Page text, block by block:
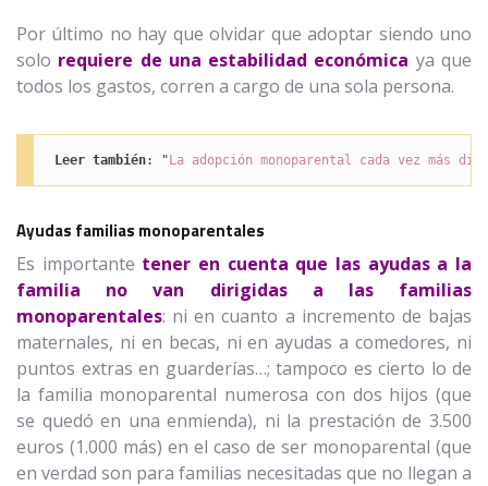
Por último no hay que olvidar que adoptar siendo uno
solo requiere de una estabilidad económica ya que
todos los gastos, corren a cargo de una sola persona.
Leer también: " La adopción monoparental cada vez más
Ayudas familias monoparentales
Es importante tener en cuenta que las ayudas a la
familia no van dirigidas a las familias
monoparentales: ni en cuanto a incremento de bajas
maternales, ni en becas, ni en ayudas a comedores, ni
puntos extras en guarderías…; tampoco es cierto lo de
la familia monoparental numerosa con dos hijos (que
se quedó en una enmienda), ni la prestación de 3.500
euros (1.000 más) en el caso de ser monoparental (que
en verdad son para familias necesitadas que no llegan a